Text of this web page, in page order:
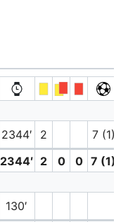
2344′ 2 7 (1)
2344′ 2 0 0 7 (1)
130′